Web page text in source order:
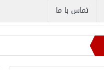
تماس با ما